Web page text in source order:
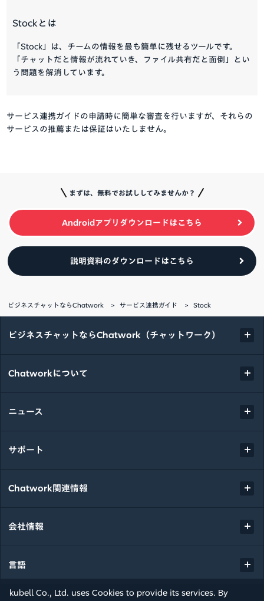
kubell Co., Ltd. uses Cookies to provide its services. By
Stockとは
「Stock」は、チームの情報を最も簡単に残せるツールです。
「チャットだと情報が流れていき、ファイル共有だと面倒」とい
う問題を解消しています。
サービス連携ガイドの申請時に簡単な審査を行いますが、それらの
サービスの推薦または保証はいたしません。
まずは、無料でお試ししてみませんか？
Androidアプリダウンロードはこちら
説明資料のダウンロードはこちら
ビジネスチャットならChatwork サービス連携ガイド Stock
ビジネスチャットならChatwork（チャットワーク）
Chatworkについて
ニュース
サポート
Chatwork関連情報
会社情報
言語